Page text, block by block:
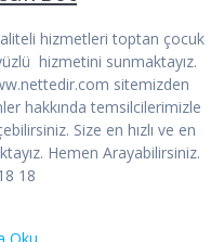
hizmetleri toptan çocuk
hizmetini sunmaktayız.
sitemizden
hakkında temsilcilerimizle
Size en hızlı ve en
Hemen Arayabilirsiniz.
18
Oku